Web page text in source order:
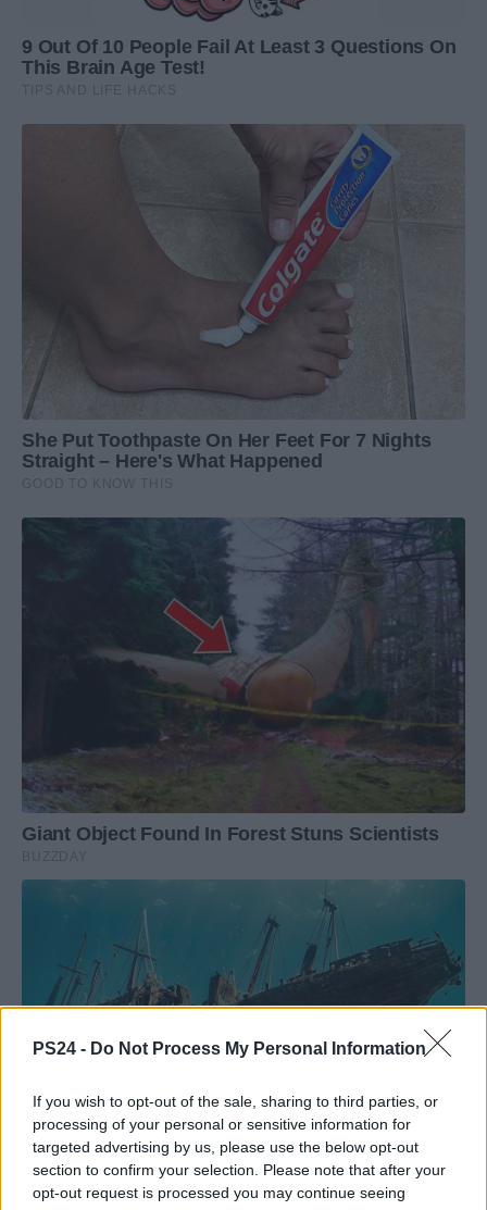
PS24 - Do Not Process My Personal Information
If you wish to opt-out of the sale, sharing to third parties, or
processing of your personal or sensitive information for
targeted advertising by us, please use the below opt-out
section to confirm your selection. Please note that after your
opt-out request is processed you may continue seeing